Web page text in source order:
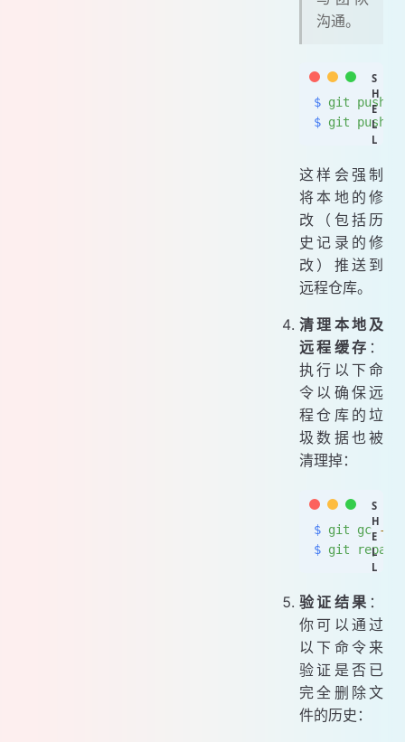
沟通。
$ git push
$ git push
这样会强制
将本地的修
改（包括历
史记录的修
改）推送到
远程仓库。
清理本地及
远程缓存 ：
执行以下命
令以确保远
程仓库的垃
圾数据也被
清理掉：
$ git gc --
$ git repack
验证结果 ：
你可以通过
以下命令来
验证是否已
完全删除文
件的历史：